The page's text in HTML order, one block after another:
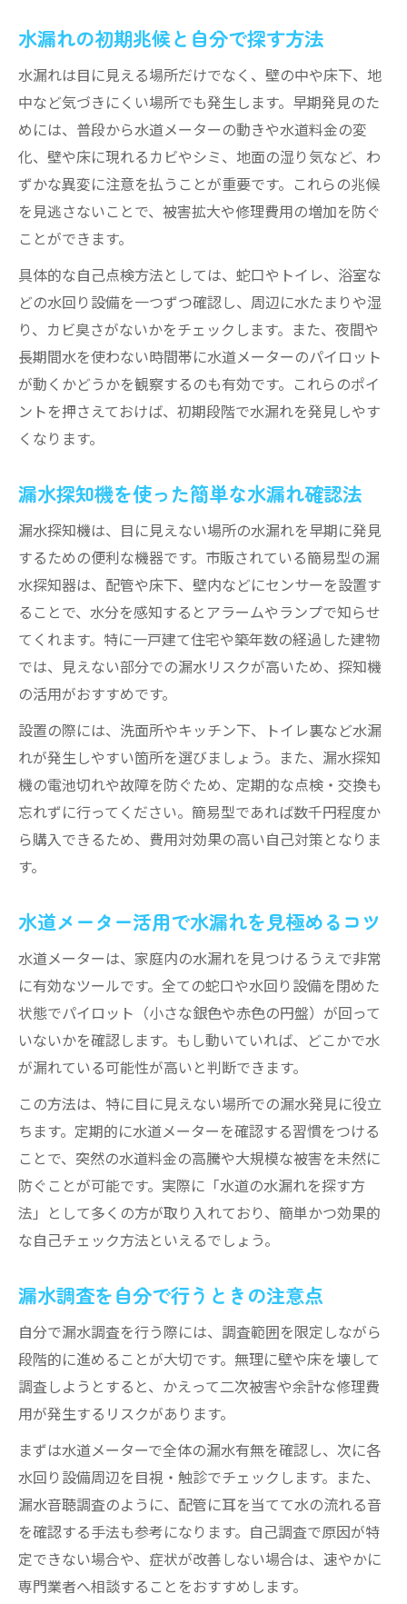
漏水音聴調査の流れと水漏れ発見の実際
水漏れ修理前の分析で必要な準備とは
分析結果をもとにした修理手順の解説
水漏れ分析後の再発防止策の考え方
メーター活用で水漏れを早期発見
水道メーターで水漏れを調べる方法
メーターの動きから水漏れの有無を判断
水漏れ発見に役立つメーターの見方
水漏れ分析とメーター点検の重要性
水漏れ調査費用のポイントを解説
水漏れ調査費用の目安と内訳を知る
一戸建ての水漏れ調査費用の特徴とは
水漏れ調査費用はいくらかかるのか解説
水漏れ調査の費用相場と選び方のコツ
一戸建てで発生する水漏れの特徴
一戸建てで多い水漏れの発生箇所とは
一戸建ての水漏れ調査方法と注意点
水漏れ分析で分かる一戸建て特有のリスク
一戸建てにおける水漏れ調査費用の考え方
水漏れ発生時の一戸建て対応の流れ
確実に原因特定するための分析法
水漏れの原因を特定する分析手法の基本
漏水音聴調査で水漏れ箇所を正確に発見
水漏れ分析前後の作業手順を徹底解説
見えない場所の水漏れを分析で見抜くコツ
水漏れの初期兆候と自分で探す方法
水漏れは目に見える場所だけでなく、壁の中や床下、地
中など気づきにくい場所でも発生します。早期発見のた
めには、普段から水道メーターの動きや水道料金の変
化、壁や床に現れるカビやシミ、地面の湿り気など、わ
ずかな異変に注意を払うことが重要です。これらの兆候
を見逃さないことで、被害拡大や修理費用の増加を防ぐ
ことができます。
具体的な自己点検方法としては、蛇口やトイレ、浴室な
どの水回り設備を一つずつ確認し、周辺に水たまりや湿
り、カビ臭さがないかをチェックします。また、夜間や
長期間水を使わない時間帯に水道メーターのパイロット
が動くかどうかを観察するのも有効です。これらのポイ
ントを押さえておけば、初期段階で水漏れを発見しやす
くなります。
漏水探知機を使った簡単な水漏れ確認法
漏水探知機は、目に見えない場所の水漏れを早期に発見
するための便利な機器です。市販されている簡易型の漏
水探知器は、配管や床下、壁内などにセンサーを設置す
ることで、水分を感知するとアラームやランプで知らせ
てくれます。特に一戸建て住宅や築年数の経過した建物
では、見えない部分での漏水リスクが高いため、探知機
の活用がおすすめです。
設置の際には、洗面所やキッチン下、トイレ裏など水漏
れが発生しやすい箇所を選びましょう。また、漏水探知
機の電池切れや故障を防ぐため、定期的な点検・交換も
忘れずに行ってください。簡易型であれば数千円程度か
ら購入できるため、費用対効果の高い自己対策となりま
す。
水道メーター活用で水漏れを見極めるコツ
水道メーターは、家庭内の水漏れを見つけるうえで非常
に有効なツールです。全ての蛇口や水回り設備を閉めた
状態でパイロット（小さな銀色や赤色の円盤）が回って
いないかを確認します。もし動いていれば、どこかで水
が漏れている可能性が高いと判断できます。
この方法は、特に目に見えない場所での漏水発見に役立
ちます。定期的に水道メーターを確認する習慣をつける
ことで、突然の水道料金の高騰や大規模な被害を未然に
防ぐことが可能です。実際に「水道の水漏れを探す方
法」として多くの方が取り入れており、簡単かつ効果的
な自己チェック方法といえるでしょう。
漏水調査を自分で行うときの注意点
自分で漏水調査を行う際には、調査範囲を限定しながら
段階的に進めることが大切です。無理に壁や床を壊して
調査しようとすると、かえって二次被害や余計な修理費
用が発生するリスクがあります。
まずは水道メーターで全体の漏水有無を確認し、次に各
水回り設備周辺を目視・触診でチェックします。また、
漏水音聴調査のように、配管に耳を当てて水の流れる音
を確認する手法も参考になります。自己調査で原因が特
定できない場合や、症状が改善しない場合は、速やかに
専門業者へ相談することをおすすめします。